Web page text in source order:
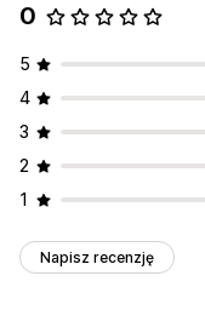
0
5
4
3
2
1
Napisz recenzję